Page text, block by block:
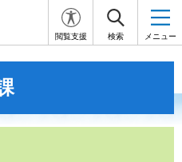
閲覧支援 検索 メニュー